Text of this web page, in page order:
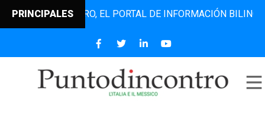
PRINCIPALESEL PORTAL DE INFORMACIÓN BILINGÜE